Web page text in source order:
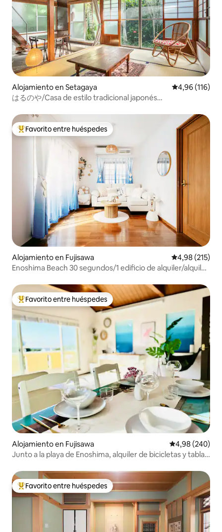
Alojamiento en Setagaya Calificación
4,96 (116)
はるのや/Casa de estilo tradicional japonés
Favorito entre los huéspedes más destacados
Favorito entre huéspedes
Alojamiento en Fujisawa Calificación
4,98 (215)
Enoshima Beach 30 segundos/1 edificio de alquiler/alquiler
el atardecer
Favorito entre los huéspedes más destacados
Favorito entre huéspedes
Alojamiento en Fujisawa Calificación
4,98 (240)
Junto a la playa de Enoshima, alquiler de bicicletas y tablas
Favorito entre los huéspedes más destacados
Favorito entre huéspedes